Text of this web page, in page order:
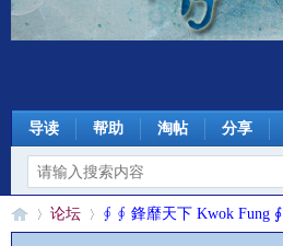
导读 帮助 淘帖 分享
论坛 ∮ ∮ 鋒靡天下 Kwok Fung ∮